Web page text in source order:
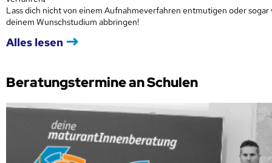
Lass dich nicht von einem Aufnahmeverfahren entmutigen oder sogar
deinem Wunschstudium abbringen!
Alles lesen
Beratungstermine an Schulen